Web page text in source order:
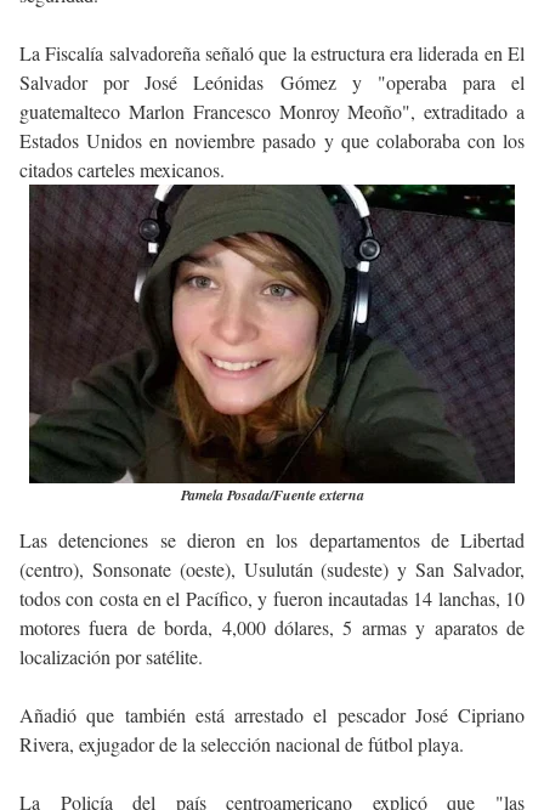
La Fiscalía salvadoreña señaló que la estructura era liderada en El
Salvador por José Leónidas Gómez y "operaba para el
guatemalteco Marlon Francesco Monroy Meoño", extraditado a
Estados Unidos en noviembre pasado y que colaboraba con los
citados carteles mexicanos.
Pamela Posada/Fuente externa
Las detenciones se dieron en los departamentos de Libertad
(centro), Sonsonate (oeste), Usulután (sudeste) y San Salvador,
todos con costa en el Pacífico, y fueron incautadas 14 lanchas, 10
motores fuera de borda, 4,000 dólares, 5 armas y aparatos de
localización por satélite.
Añadió que también está arrestado el pescador José Cipriano
Rivera, exjugador de la selección nacional de fútbol playa.
La Policía del país centroamericano explicó que "las